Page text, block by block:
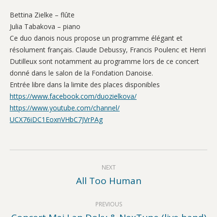
Bettina Zielke – flûte
Julia Tabakova – piano
Ce duo danois nous propose un programme élégant et
résolument français. Claude Debussy, Francis Poulenc et Henri
Dutilleux sont notamment au programme lors de ce concert
donné dans le salon de la Fondation Danoise.
Entrée libre dans la limite des places disponibles
https://www.facebook.com/duozielkova/
https://www.youtube.com/channel/
UCX76iDC1EoxnVHbC7JVrPAg
navigation
NEXT
Next
All Too Human
PREVIOUS